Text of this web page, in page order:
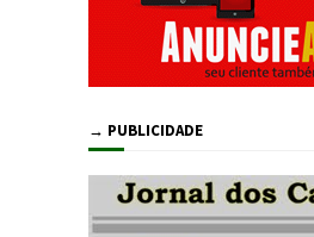
→ PUBLICIDADE